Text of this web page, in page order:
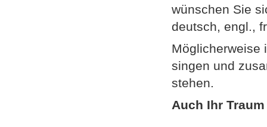
wünschen Sie
deutsch, engl.,
Möglicherweise
singen und
stehen.
Auch Ihr